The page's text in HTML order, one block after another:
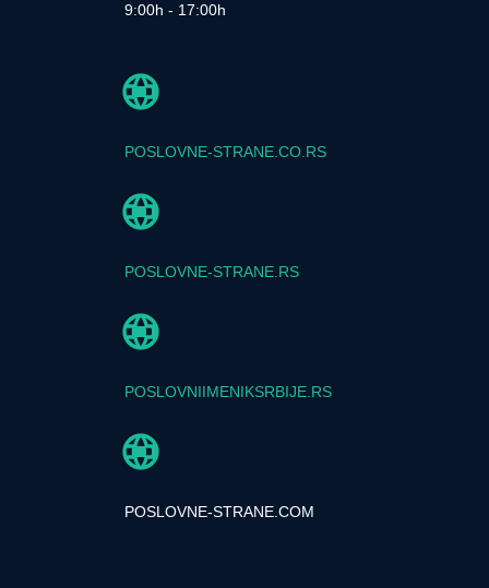
9:00h - 17:00h
POSLOVNE-STRANE.CO.RS
POSLOVNE-STRANE.RS
POSLOVNIIMENIKSRBIJE.RS
POSLOVNE-STRANE.COM